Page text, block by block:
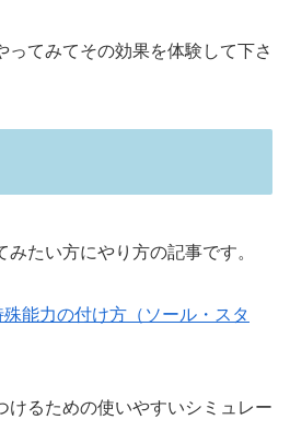
ってみてその効果を体験して下さ
みたい方にやり方の記事です。
殊能力の付け方（ソール・スタ
けるための使いやすいシミュレー